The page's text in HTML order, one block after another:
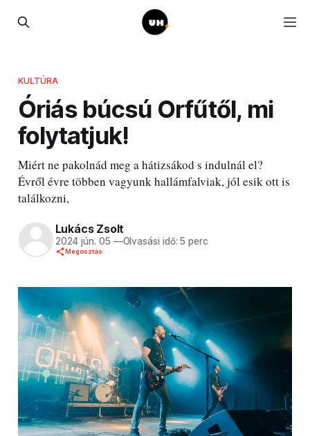
KULTÚRA
Óriás búcsú Orfűtől, mi
folytatjuk!
Miért ne pakolnád meg a hátizsákod s indulnál el?
Évről évre többen vagyunk hallámfalviak, jól esik ott is
találkozni,
Lukács Zsolt
2024 jún. 05 —Olvasási idő: 5 perc
Megosztás